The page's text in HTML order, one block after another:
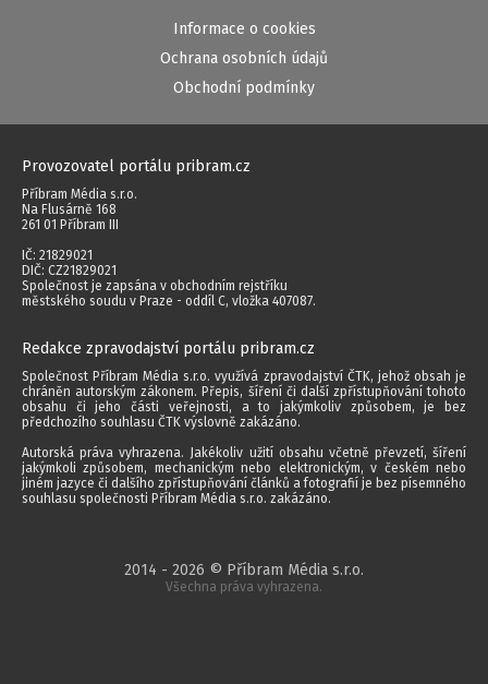
Informace o cookies
Ochrana osobních údajů
Obchodní podmínky
Provozovatel portálu pribram.cz
Příbram Média s.r.o.
Na Flusárně 168
261 01 Příbram III
IČ: 21829021
DIČ: CZ21829021
Společnost je zapsána v obchodním rejstříku
městského soudu v Praze - oddíl C, vložka 407087.
Redakce zpravodajství portálu pribram.cz
Společnost Příbram Média s.r.o. využívá zpravodajství ČTK, jehož obsah je
chráněn autorským zákonem. Přepis, šíření či další zpřístupňování tohoto
obsahu či jeho části veřejnosti, a to jakýmkoliv způsobem, je bez
předchozího souhlasu ČTK výslovně zakázáno.
Autorská práva vyhrazena. Jakékoliv užití obsahu včetně převzetí, šíření
jakýmkoli způsobem, mechanickým nebo elektronickým, v českém nebo
jiném jazyce či dalšího zpřístupňování článků a fotografií je bez písemného
souhlasu společnosti Příbram Média s.r.o. zakázáno.
2014 - 2026 © Příbram Média s.r.o.
Všechna práva vyhrazena.